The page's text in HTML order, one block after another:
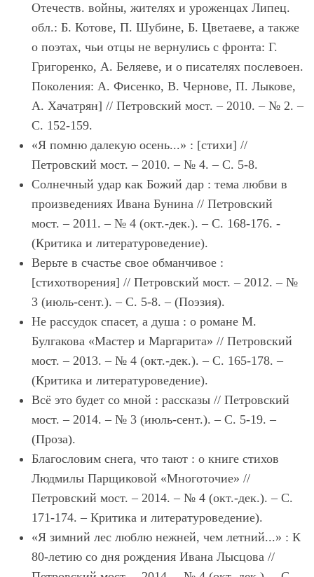
Отечеств. войны, жителях и уроженцах Липец.
обл.: Б. Котове, П. Шубине, Б. Цветаеве, а также
о поэтах, чьи отцы не вернулись с фронта: Г.
Григоренко, А. Беляеве, и о писателях послевоен.
Поколения: А. Фисенко, В. Чернове, П. Лыкове,
А. Хачатрян] // Петровский мост. – 2010. – № 2. –
С. 152-159.
«Я помню далекую осень...» : [стихи] //
Петровский мост. – 2010. – № 4. – С. 5-8.
Солнечный удар как Божий дар : тема любви в
произведениях Ивана Бунина // Петровский
мост. – 2011. – № 4 (окт.-дек.). – С. 168-176. -
(Критика и литературоведение).
Верьте в счастье свое обманчивое :
[стихотворения] // Петровский мост. – 2012. – №
3 (июль-сент.). – С. 5-8. – (Поэзия).
Не рассудок спасет, а душа : о романе М.
Булгакова «Мастер и Маргарита» // Петровский
мост. – 2013. – № 4 (окт.-дек.). – С. 165-178. –
(Критика и литературоведение).
Всё это будет со мной : рассказы // Петровский
мост. – 2014. – № 3 (июль-сент.). – С. 5-19. –
(Проза).
Благословим снега, что тают : о книге стихов
Людмилы Парщиковой «Многоточие» //
Петровский мост. – 2014. – № 4 (окт.-дек.). – С.
171-174. – Критика и литературоведение).
«Я зимний лес люблю нежней, чем летний...» : К
80-летию со дня рождения Ивана Лысцова //